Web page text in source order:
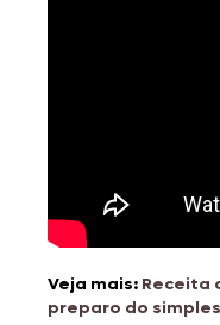
Veja mais: Receita
preparo do